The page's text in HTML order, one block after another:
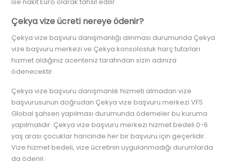
Çekya vize ücreti nereye ödenir?
Çekya vize başvuru danışmanlığı alınması durumunda Çekya
vize başvuru merkezi ve Çekya konsolosluk harç tutarları
hizmet aldığınız acenteniz tarafından sizin adınıza
ödenecektir.
Çekya vize başvuru danışmanlık hizmeti almadan vize
başvurusunun doğrudan Çekya vize başvuru merkezi VFS
Global şahsen yapılması durumunda ödemeler bu kuruma
yapılmalıdır. Çekya vize başvuru merkezi hizmet bedeli 0-6
yaş arası çocuklar haricinde her bir başvuru için geçerlidir.
Vize hizmet bedeli, vize ücretinin uygulanmadığı durumlarda
da ödenir.